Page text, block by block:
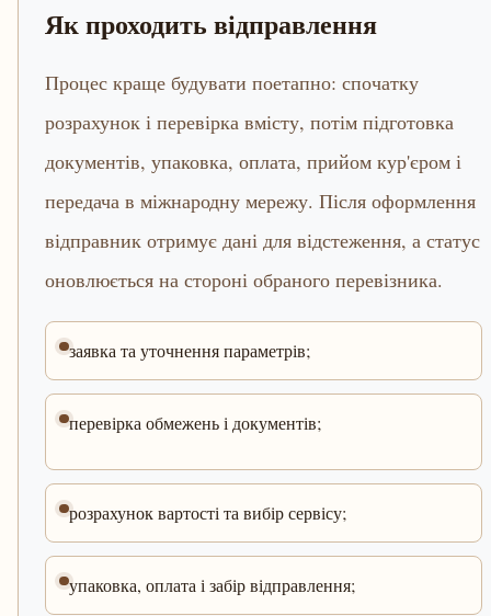
Як проходить відправлення
Процес краще будувати поетапно: спочатку
розрахунок і перевірка вмісту, потім підготовка
документів, упаковка, оплата, прийом кур'єром і
передача в міжнародну мережу. Після оформлення
відправник отримує дані для відстеження, а статус
оновлюється на стороні обраного перевізника.
заявка та уточнення параметрів;
перевірка обмежень і документів;
розрахунок вартості та вибір сервісу;
упаковка, оплата і забір відправлення;